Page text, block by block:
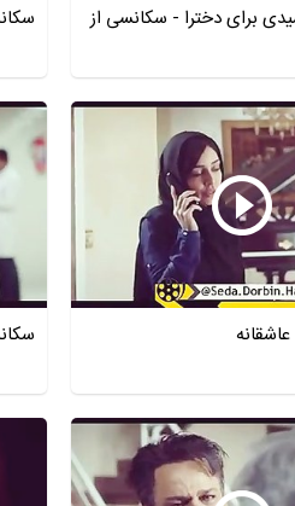
برای دخترا - سکانسی از